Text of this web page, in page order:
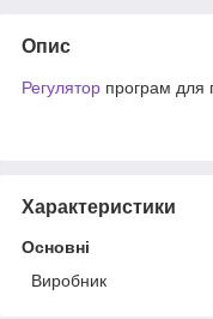
Опис
Регулятор програм для
Характеристики
Основні
Виробник